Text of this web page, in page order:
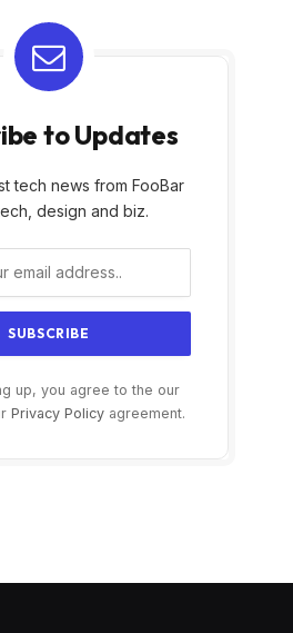
to Updates
tech news from FooBar
design and biz.
up, you agree to the our
Privacy Policy agreement.